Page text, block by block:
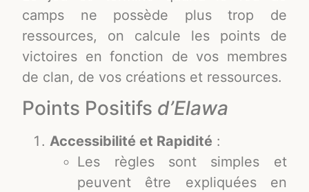
camps ne possède plus trop de
ressources, on calcule les points de
victoires en fonction de vos membres
de clan, de vos créations et ressources.
Points Positifs d’Elawa
Accessibilité et Rapidité :
Les règles sont simples et
peuvent être expliquées en